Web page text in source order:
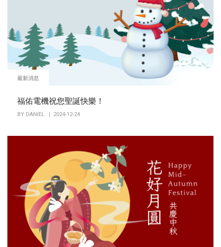
最新消息
福佑電機祝您聖誕快樂！
BY DANIEL | 2024-12-24